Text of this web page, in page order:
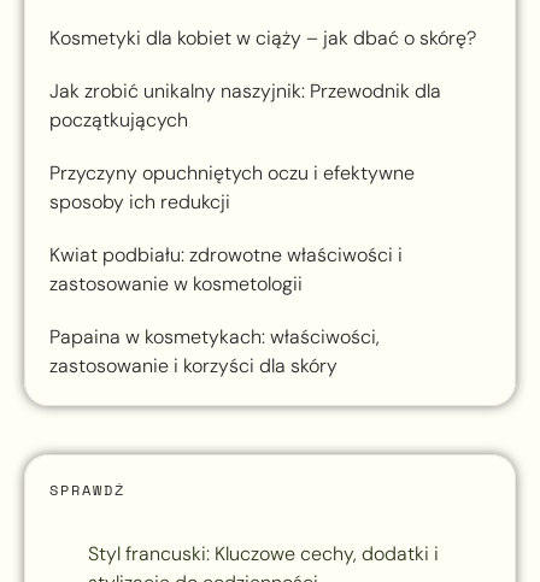
Kosmetyki dla kobiet w ciąży – jak dbać o skórę?
Jak zrobić unikalny naszyjnik: Przewodnik dla
początkujących
Przyczyny opuchniętych oczu i efektywne
sposoby ich redukcji
Kwiat podbiału: zdrowotne właściwości i
zastosowanie w kosmetologii
Papaina w kosmetykach: właściwości,
zastosowanie i korzyści dla skóry
SPRAWDŹ
Styl francuski: Kluczowe cechy, dodatki i